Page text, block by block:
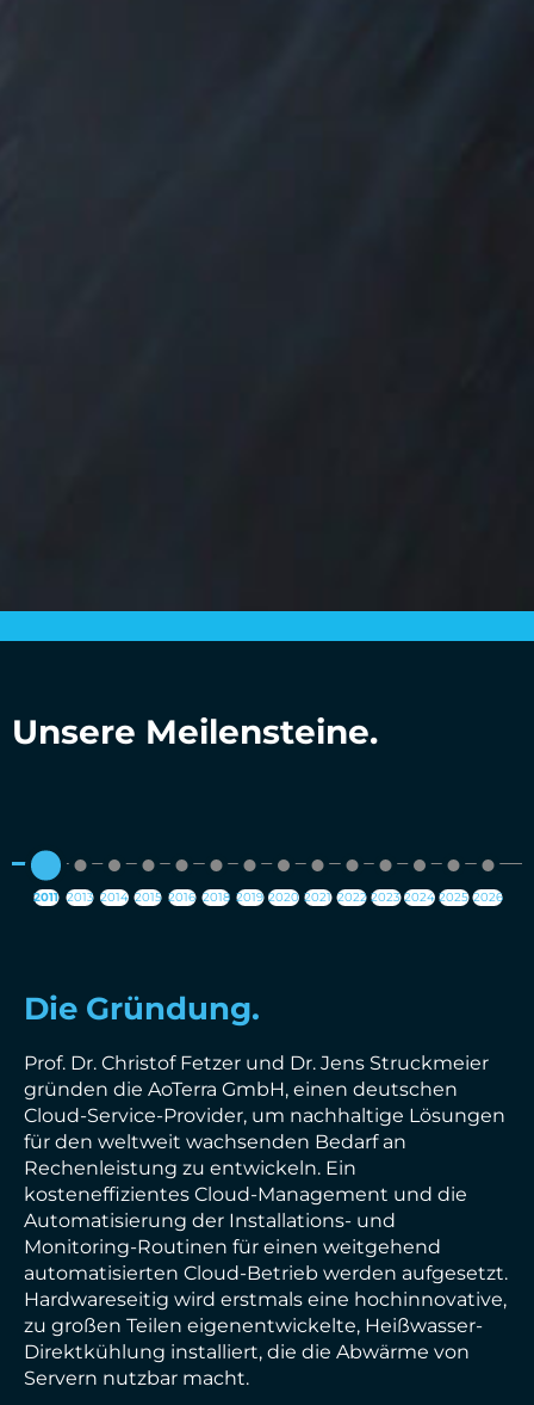
Unsere Meilensteine.
Die Gründung.
Prof. Dr. Christof Fetzer und Dr. Jens Struckmeier
gründen die AoTerra GmbH, einen deutschen
Cloud-Service-Provider, um nachhaltige Lösungen
für den weltweit wachsenden Bedarf an
Rechenleistung zu entwickeln. Ein
kosteneffizientes Cloud-Management und die
Automatisierung der Installations- und
Monitoring-Routinen für einen weitgehend
automatisierten Cloud-Betrieb werden aufgesetzt.
Hardwareseitig wird erstmals eine hochinnovative,
zu großen Teilen eigenentwickelte, Heißwasser-
Direktkühlung installiert, die die Abwärme von
Servern nutzbar macht.
2011 2013 2014 2015 2016 2018 2019 2020 2021 2022 2023 2024 2025 2026